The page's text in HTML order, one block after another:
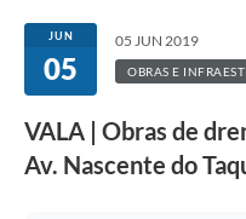
JUN
05
05 JUN 2019
OBRAS E
VALA | Obras de
Av. Nascente do